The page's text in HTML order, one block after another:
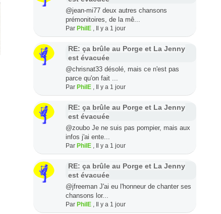
@jean-mi77 deux autres chansons
prémonitoires, de la mê...
Par PhilE , Il y a 1 jour
RE: ça brûle au Porge et La Jenny
est évacuée
@chrisnat33 désolé, mais ce n'est pas
parce qu'on fait ...
Par PhilE , Il y a 1 jour
RE: ça brûle au Porge et La Jenny
est évacuée
@zoubo Je ne suis pas pompier, mais aux
infos j'ai ente...
Par PhilE , Il y a 1 jour
RE: ça brûle au Porge et La Jenny
est évacuée
@jfreeman J'ai eu l'honneur de chanter ses
chansons lor...
Par PhilE , Il y a 1 jour